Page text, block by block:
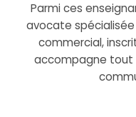
Parmi ces
avocate
commercial,
accompagne tout